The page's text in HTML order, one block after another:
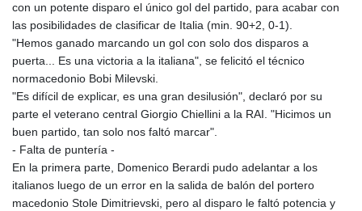
con un potente disparo el único gol del partido, para acabar con
las posibilidades de clasificar de Italia (min. 90+2, 0-1).
"Hemos ganado marcando un gol con solo dos disparos a
puerta... Es una victoria a la italiana", se felicitó el técnico
normacedonio Bobi Milevski.
"Es difícil de explicar, es una gran desilusión", declaró por su
parte el veterano central Giorgio Chiellini a la RAI. "Hicimos un
buen partido, tan solo nos faltó marcar".
- Falta de puntería -
En la primera parte, Domenico Berardi pudo adelantar a los
italianos luego de un error en la salida de balón del portero
macedonio Stole Dimitrievski, pero al disparo le faltó potencia y